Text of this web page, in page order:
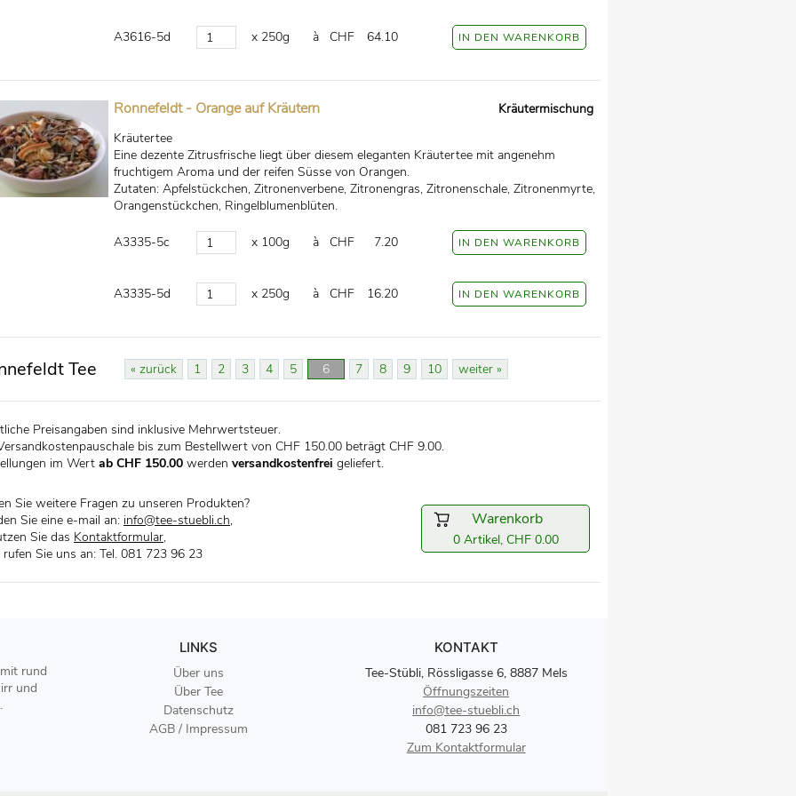
A3616-5d x 250g à CHF 64.10
Ronnefeldt - Orange auf Kräutern
Kräutermischung
Kräutertee
Eine dezente Zitrusfrische liegt über diesem eleganten Kräutertee mit angenehm
fruchtigem Aroma und der reifen Süsse von Orangen.
Zutaten: Apfelstückchen, Zitronenverbene, Zitronengras, Zitronenschale, Zitronenmyrte,
Orangenstückchen, Ringelblumenblüten.
A3335-5c x 100g à CHF 7.20
A3335-5d x 250g à CHF 16.20
Tee « zurück 1 2 3 4 5 6 7 8 9 10 weiter »
Preisangaben sind inklusive Mehrwertsteuer.
bis zum Bestellwert von CHF 150.00 beträgt CHF 9.00.
im Wert ab CHF 150.00 werden versandkostenfrei geliefert.
Sie weitere Fragen zu unseren Produkten?
Sie eine e-mail an: info@tee-stuebli.ch,
Sie das Kontaktformular,
rufen Sie uns an: Tel. 081 723 96 23
Warenkorb
0 Artikel, CHF 0.00
rund
und
LINKS
Über uns
Über Tee
Datenschutz
AGB / Impressum
KONTAKT
Tee-Stübli, Rössligasse 6, 8887 Mels
Öffnungszeiten
info@tee-stuebli.ch
081 723 96 23
Zum Kontaktformular